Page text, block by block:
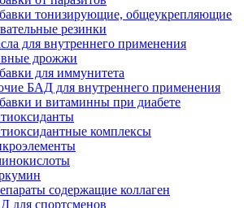
тонизирующие, общеукрепляющие
резинки
для внутреннего применения
дрожжи
для иммунитета
БАД для внутреннего применения
и витаминны при диабете
комплексы
содержащие коллаген
для спортсменов